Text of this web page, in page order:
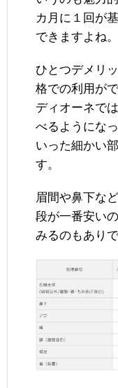
カ月に１回が
できますよね。
ひとつデメリ
格での利用が
ディオーネで
べるようにな
いった細かい
す。
眉間や鼻下な
段が一番安い
みるのもありで